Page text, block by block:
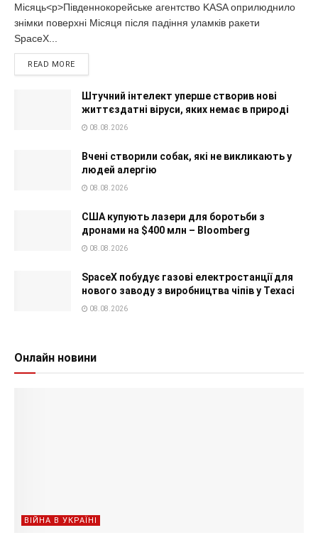
Місяць<p>Південнокорейське агентство KASA оприлюднило
знімки поверхні Місяця після падіння уламків ракети
SpaceX...
READ MORE
Штучний інтелект уперше створив нові
життєздатні віруси, яких немає в природі
08.08.2026
Вчені створили собак, які не викликають у
людей алергію
08.08.2026
США купують лазери для боротьби з
дронами на $400 млн – Bloomberg
08.08.2026
SpaceX побудує газові електростанції для
нового заводу з виробництва чіпів у Техасі
08.08.2026
Онлайн новини
ВІЙНА В УКРАЇНІ